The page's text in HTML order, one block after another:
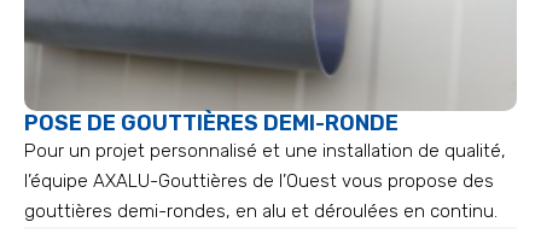
POSE DE GOUTTIÈRES DEMI-RONDE
Pour un projet personnalisé et une installation de qualité,
l’équipe AXALU-Gouttières de l’Ouest vous propose des
gouttières demi-rondes, en alu et déroulées en continu.